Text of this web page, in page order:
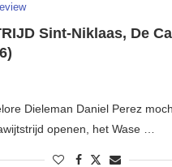
Sint-Niklaas, De
Dieleman Daniel Perez
openen, het Wase …